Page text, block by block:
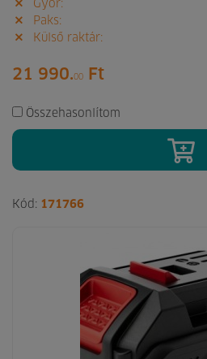
Győr:
Paks:
Külső raktár:
21 990.00 Ft
Összehasonlítom
Kód: 171766